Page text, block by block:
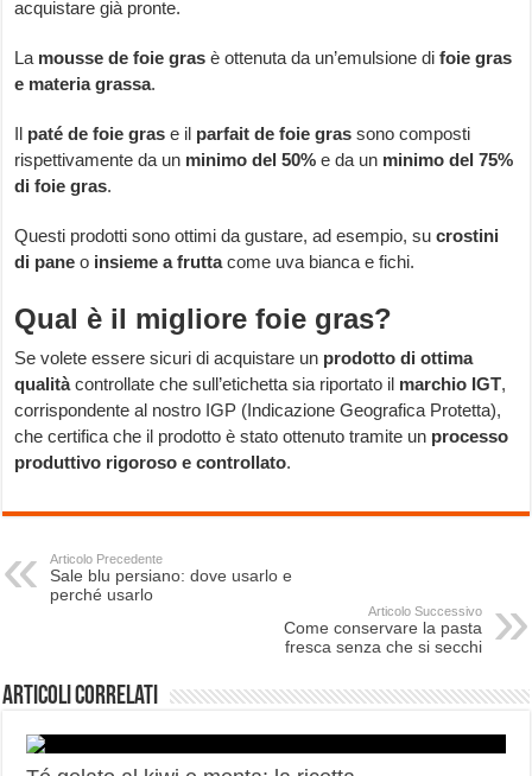
acquistare già pronte.
La mousse de foie gras è ottenuta da un’emulsione difoie gras
e materia grassa.
Il paté de foie gras e il parfait de foie gras sono composti
rispettivamente da un minimo del 50% e da un minimo del 75%
di foie gras.
Questi prodotti sono ottimi da gustare, ad esempio, sucrostini
di pane o insieme a fruttacome uva bianca e fichi.
Qual è il migliore foie gras?
Se volete essere sicuri di acquistare un prodotto di ottima
qualitàcontrollate che sull’etichetta sia riportato il marchio IGT,
corrispondente al nostro IGP (Indicazione Geografica Protetta),
che certifica che il prodotto è stato ottenuto tramite un processo
produttivo rigoroso e controllato.
Articolo Precedente
Sale blu persiano: dove usarlo e
perché usarlo
Articolo Successivo
Come conservare la pasta
fresca senza che si secchi
Articoli correlati